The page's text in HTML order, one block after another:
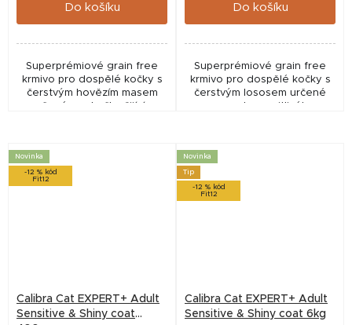
Do košíku
Superprémiové grain free
krmivo pro dospělé kočky s
čerstvým hovězím masem
Do košíku
Superprémiové grain free
krmivo pro dospělé kočky s
čerstvým lososem určené
Novinka
-12 % kód
Fit12
Calibra Cat EXPERT+ Adult
Sensitive & Shiny coat
Novinka
Tip
-12 % kód
Fit12
Calibra Cat EXPERT+ Adult
Sensitive & Shiny coat 6kg